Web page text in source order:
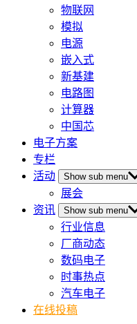
物联网
模拟
电源
嵌入式
新基建
电路图
计算器
中国芯
电子方案
专栏
活动
Show sub menu
展会
资讯
Show sub menu
行业信息
厂商动态
数码电子
时事热点
汽车电子
在线投稿